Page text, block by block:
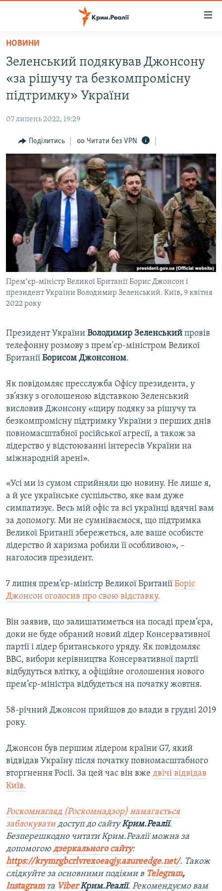
Перейти
основного
матеріалу
Перейти
до
основної
Перейти
до
ВІДЕО ТА ФОТО
БЛОГИ
ПОГЛЯД
ІНТЕРВ'Ю
ВСЕ ЗА ДЕНЬ
СПЕЦПРОЕКТИ
ДЕПОРТАЦІЯ
ВІДЕОУРОКИ «ELIFBE»
СВІДЧЕННЯ ОКУПАЦІЇ
УКРАЇНСЬКА ПРОБЛЕМА КРИМУ
ІНФОГРАФІКА
ЯК ОБІЙТИ БЛОКУВАННЯ
Русский
Qırımtatar
ДОЛУЧАЙСЯ!
Усі сайти RFE/RL
НОВИНИ
Зеленський подякував Джонсону
«за рішучу та безкомпромісну
підтримку» України
07 липень 2022, 19:29
Поділитись Читати без VPN
Премʼєр-міністр Великої Британії Борис Джонсон і
президент України Володимир Зеленський. Київ, 9 квітня
2022 року
Президент України Володимир Зеленський провів
телефонну розмову з прем'єр-міністром Великої
Британії Борисом Джонсоном.
Як повідомляє пресслужба Офісу президента, у
зв’язку з оголошеною відставкою Зеленський
висловив Джонсону «щиру подяку за рішучу та
безкомпромісну підтримку України з перших днів
повномасштабної російської агресії, а також за
лідерство у відстоюванні інтересів України на
міжнародній арені».
«Усі ми із сумом сприйняли цю новину. Не лише я,
а й усе українське суспільство, яке вам дуже
симпатизує. Весь мій офіс та всі українці вдячні вам
за допомогу. Ми не сумніваємося, що підтримка
Великої Британії збережеться, але ваше особисте
лідерство й харизма робили її особливою», –
наголосив президент.
7 липня прем’єр-міністр Великої Британії Боріс
Джонсон оголосив про свою відставку.
Він заявив, що залишатиметься на посаді прем’єра,
доки не буде обраний новий лідер Консервативної
партії і лідер британського уряду. Як повідомляє
BBC, вибори керівництва Консервативної партії
відбудуться влітку, а офіційне оголошення нового
прем’єр-міністра відбудеться на початку жовтня.
58-річний Джонсон прийшов до влади в грудні 2019
року.
Джонсон був першим лідером країни G7, який
відвідав Україну після початку повномасштабного
вторгнення Росії. За цей час він вже двічі відвідав
Київ.
Роскомнагляд (Роскомнадзор) намагається
заблокуватидоступ до сайтуКрим.Реалії.
Безперешкодно читати Крим.Реалії можна за
допомогою дзеркального сайту:
https://krymrgbcrlvrexoeaqjy.azureedge.net/. Також
слідкуйте за основними подіями в Telegram,
Instagramта ViberКрим.Реалії. Рекомендуємо вам